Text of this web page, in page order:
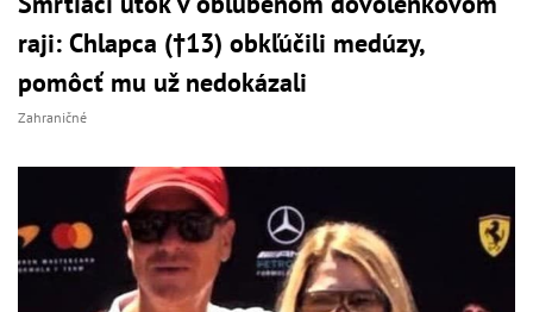
raji: Chlapca (†13) obkľúčili medúzy,
pomôcť mu už nedokázali
Zahraničné